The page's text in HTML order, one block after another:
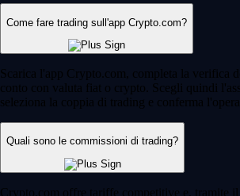
Come fare trading sull'app Crypto.com?
Scarica l'app Crypto.com, completa la verifica
conto con valuta fiat o crypto. Scegli quindi
seleziona la coppia di trading e conferma
Quali sono le commissioni di trading?
Crypto.com offre tariffe competitive e, tramite